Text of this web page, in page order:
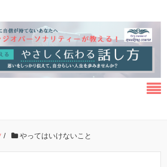
/ やってはいけないこと